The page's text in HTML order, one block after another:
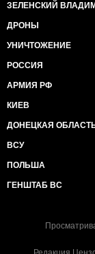
ЗЕЛЕНСКИЙ
ДРОНЫ
УНИЧТОЖЕНИЕ
РОССИЯ
АРМИЯ РФ
КИЕВ
ДОНЕЦКАЯ
ВСУ
ПОЛЬША
ГЕНШТАБ ВС